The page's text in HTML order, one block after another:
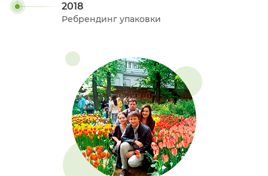
2018
Ребрендинг упаковки